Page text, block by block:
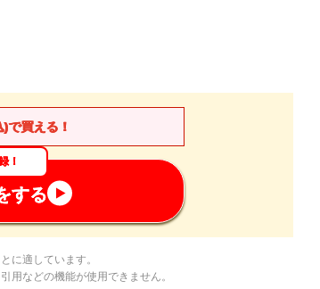
で買える！
！
する
に適しています。
用などの機能が使用できません。